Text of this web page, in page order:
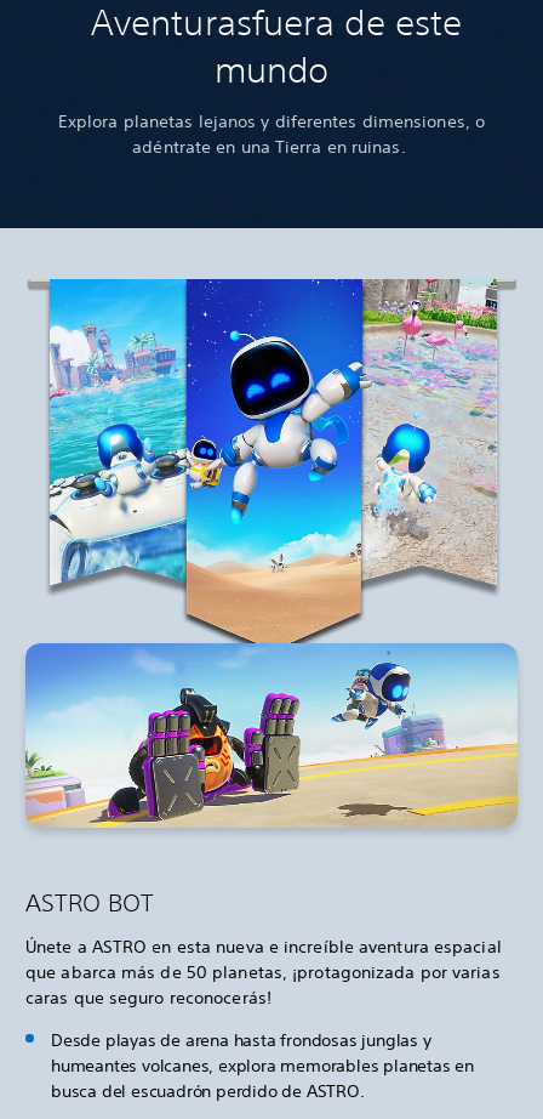
Aventurasfuera de este
mundo
Explora planetas lejanos y diferentes dimensiones, o
adéntrate en una Tierra en ruinas.
ASTRO BOT
Únete a ASTRO en esta nueva e increíble aventura espacial
que abarca más de 50 planetas, ¡protagonizada por varias
caras que seguro reconocerás!
Desde playas de arena hasta frondosas junglas y
humeantes volcanes, explora memorables planetas en
busca del escuadrón perdido de ASTRO.